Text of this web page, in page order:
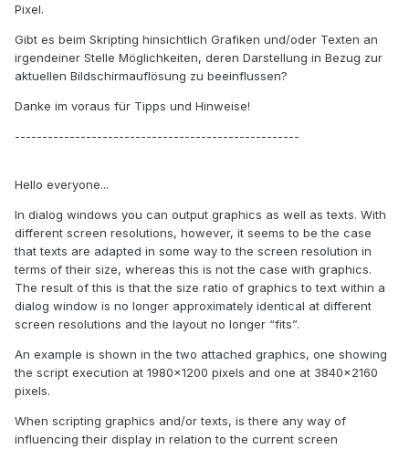
Pixel.
Gibt es beim Skripting hinsichtlich Grafiken und/oder Texten an
irgendeiner Stelle Möglichkeiten, deren Darstellung in Bezug zur
aktuellen Bildschirmauflösung zu beeinflussen?
Danke im voraus für Tipps und Hinweise!
----------------------------------------------------
Hello everyone...
In dialog windows you can output graphics as well as texts. With
different screen resolutions, however, it seems to be the case
that texts are adapted in some way to the screen resolution in
terms of their size, whereas this is not the case with graphics.
The result of this is that the size ratio of graphics to text within a
dialog window is no longer approximately identical at different
screen resolutions and the layout no longer “fits”.
An example is shown in the two attached graphics, one showing
the script execution at 1980x1200 pixels and one at 3840x2160
pixels.
When scripting graphics and/or texts, is there any way of
influencing their display in relation to the current screen